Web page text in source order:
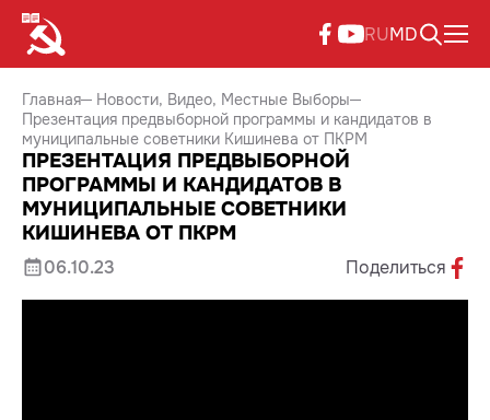
RUMD
Главная Новости Видео Местные Выборы
Презентация предвыборной программы и кандидатов в
муниципальные советники Кишинева от ПКРМ
ПРЕЗЕНТАЦИЯ ПРЕДВЫБОРНОЙ
ПРОГРАММЫ И КАНДИДАТОВ В
МУНИЦИПАЛЬНЫЕ СОВЕТНИКИ
КИШИНЕВА ОТ ПКРМ
06.10.23 Поделиться